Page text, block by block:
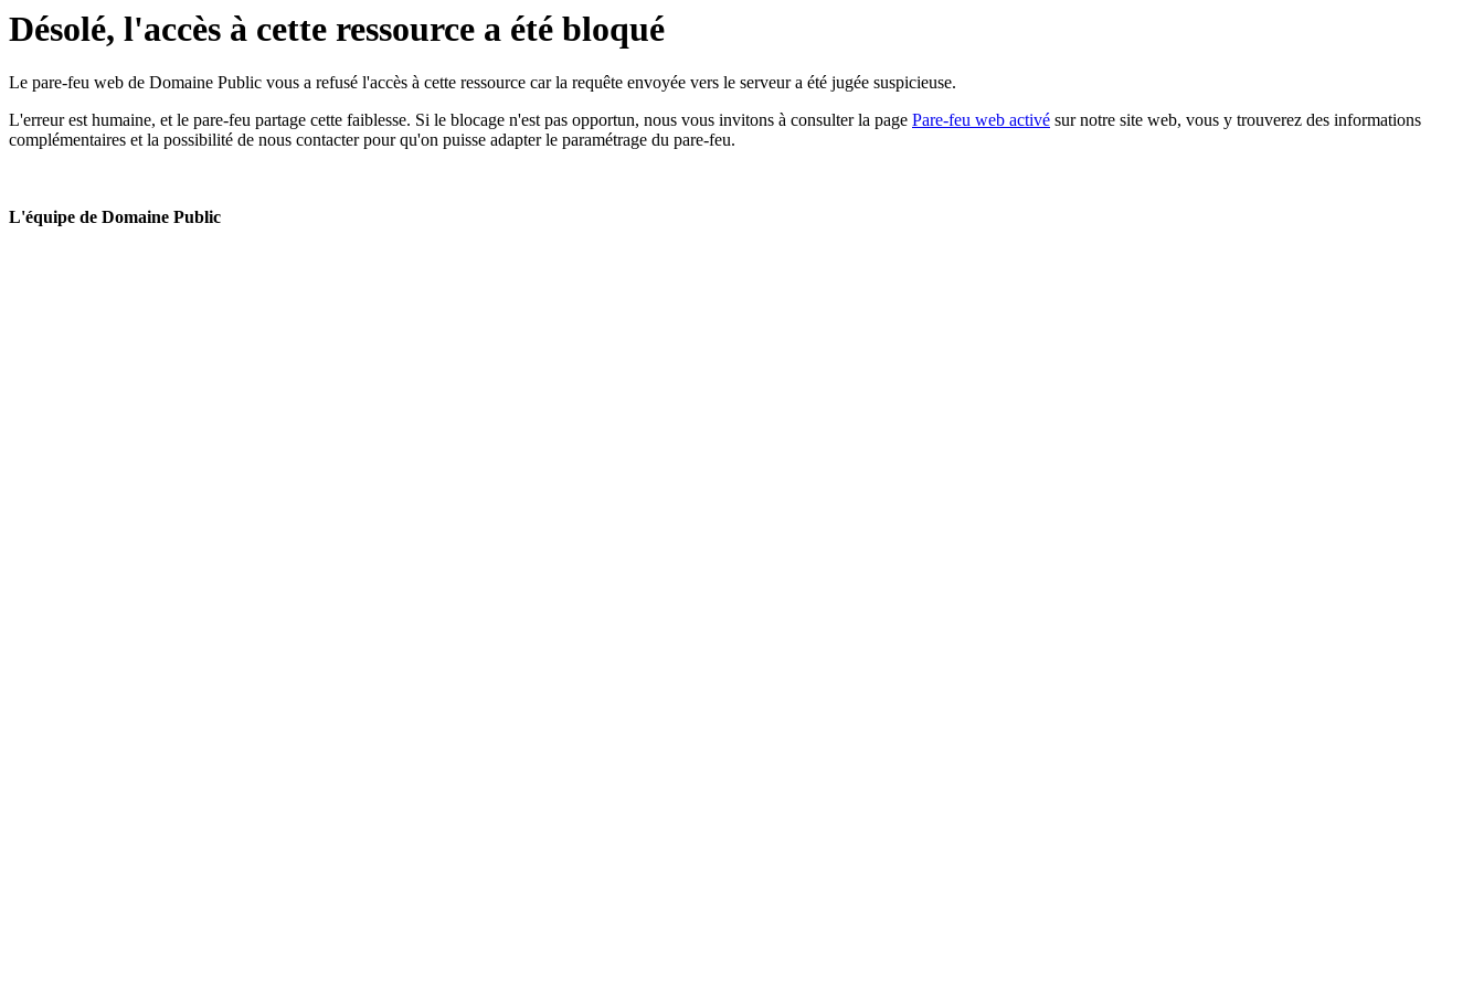
Désolé, l'accès à cette ressource a été bloqué
Le pare-feu web de Domaine Public vous a refusé l'accès à cette ressource car la requête envoyée vers le serveur a été jugée suspicieuse.
L'erreur est humaine, et le pare-feu partage cette faiblesse. Si le blocage n'est pas opportun, nous vous invitons à consulter la page Pare-feu web activé sur notre site web, vous y trouverez des informations
complémentaires et la possibilité de nous contacter pour qu'on puisse adapter le paramétrage du pare-feu.
L'équipe de Domaine Public